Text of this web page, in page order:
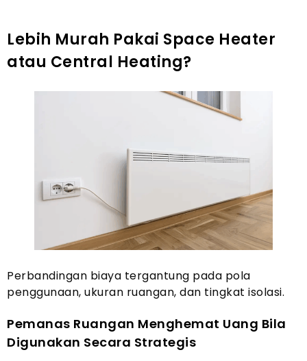
Lebih Murah Pakai Space Heater
atau Central Heating?
Perbandingan biaya tergantung pada pola
penggunaan, ukuran ruangan, dan tingkat isolasi.
Pemanas Ruangan Menghemat Uang Bila
Digunakan Secara Strategis